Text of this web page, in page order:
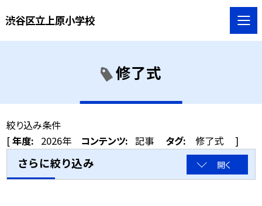
渋谷区立上原小学校
修了式
絞り込み条件
[年度: 2026年 コンテンツ: 記事 タグ: 修了式 ]
さらに絞り込み 開く